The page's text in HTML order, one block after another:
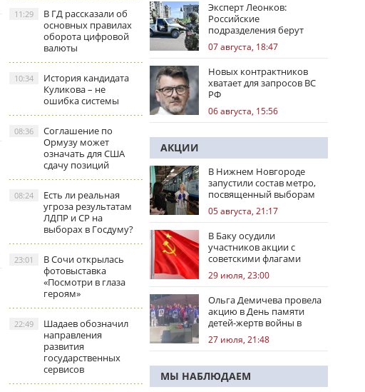
В ГД рассказали об
основных правилах
оборота цифровой
валюты
11:29
История кандидата
Куликова – не
ошибка системы
10:34
Соглашение по
Ормузу может
означать для США
сдачу позиций
08:36
Есть ли реальная
угроза результатам
ЛДПР и СР на
выборах в Госдуму?
08:24
В Сочи открылась
фотовыставка
«Посмотри в глаза
героям»
23:01
Шадаев обозначил
направления
развития
государственных
сервисов
22:49
Эксперт Леонков:
Российские
подразделения берут
Доброполье в клещи
07 августа, 18:47
Новых контрактников
хватает для запросов ВС
РФ
06 августа, 15:56
АКЦИИ
В Нижнем Новгороде
запустили состав метро,
посвященный выборам
05 августа, 21:17
В Баку осудили
участников акции с
советскими флагами
29 июля, 23:00
Ольга Демичева провела
акцию в День памяти
детей-жертв войны в
Донбассе
27 июля, 21:48
МЫ НАБЛЮДАЕМ